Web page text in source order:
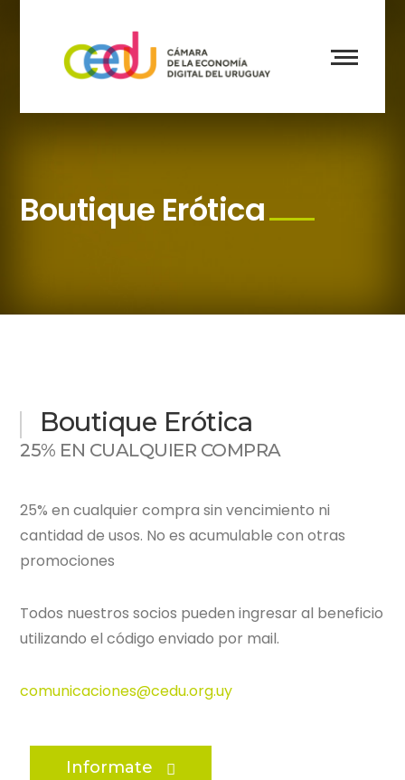
Boutique Erótica
Boutique Erótica
25% EN CUALQUIER COMPRA
25% en cualquier compra sin vencimiento ni
cantidad de usos. No es acumulable con otras
promociones
Todos nuestros socios pueden ingresar al beneficio
utilizando el código enviado por mail.
comunicaciones@cedu.org.uy
Informate